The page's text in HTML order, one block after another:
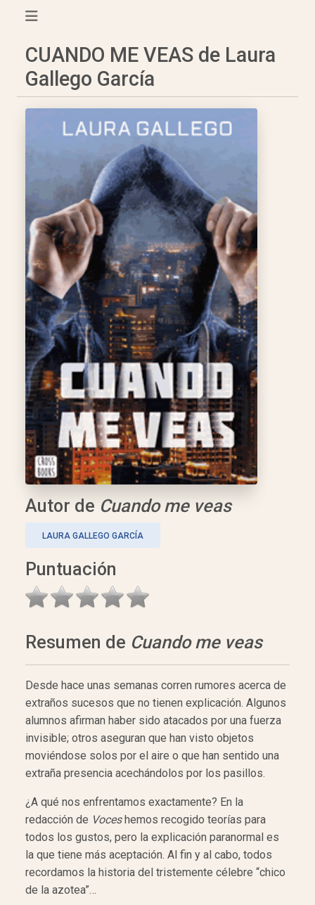
CUANDO ME VEAS de Laura
Gallego García
Autor de Cuando me veas
LAURA GALLEGO GARCÍA
Puntuación
Resumen de Cuando me veas
Desde hace unas semanas corren rumores acerca de
extraños sucesos que no tienen explicación. Algunos
alumnos afirman haber sido atacados por una fuerza
invisible; otros aseguran que han visto objetos
moviéndose solos por el aire o que han sentido una
extraña presencia acechándolos por los pasillos.
¿A qué nos enfrentamos exactamente? En la
redacción de Voceshemos recogido teorías para
todos los gustos, pero la explicación paranormal es
la que tiene más aceptación. Al fin y al cabo, todos
recordamos la historia del tristemente célebre “chico
de la azotea”…